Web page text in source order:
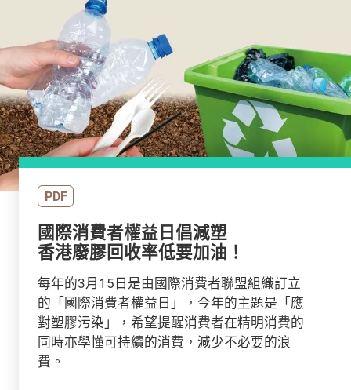
PDF
國際消費者權益日倡減塑
香港廢膠回收率低要加油！
每年的3月15日是由國際消費者聯盟組織訂立
的「國際消費者權益日」，今年的主題是「應
對塑膠污染」，希望提醒消費者在精明消費的
同時亦學懂可持續的消費，減少不必要的浪
費。